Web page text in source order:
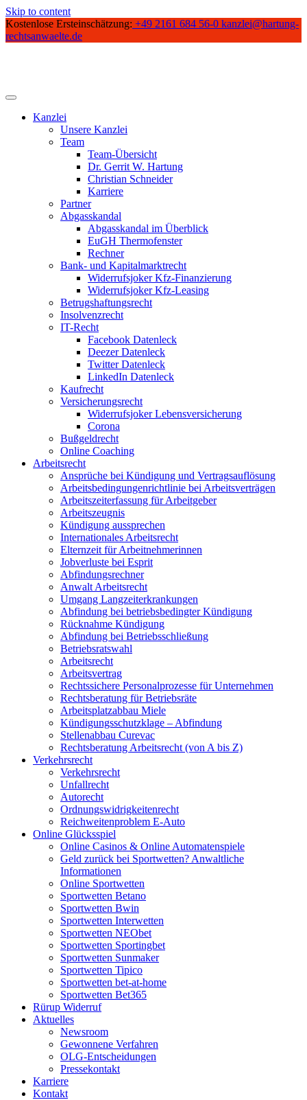
Skip to content
Kostenlose Ersteinschätzung: +49 2161 684 56-0 kanzlei@hartung-
rechtsanwaelte.de
Kanzlei
Unsere Kanzlei
Team
Team-Übersicht
Dr. Gerrit W. Hartung
Christian Schneider
Karriere
Partner
Abgasskandal
Abgasskandal im Überblick
EuGH Thermofenster
Rechner
Bank- und Kapitalmarktrecht
Widerrufsjoker Kfz-Finanzierung
Widerrufsjoker Kfz-Leasing
Betrugshaftungsrecht
Insolvenzrecht
IT-Recht
Facebook Datenleck
Deezer Datenleck
Twitter Datenleck
LinkedIn Datenleck
Kaufrecht
Versicherungsrecht
Widerrufsjoker Lebensversicherung
Corona
Bußgeldrecht
Online Coaching
Arbeitsrecht
Ansprüche bei Kündigung und Vertragsauflösung
Arbeitsbedingungenrichtlinie bei Arbeitsverträgen
Arbeitszeiterfassung für Arbeitgeber
Arbeitszeugnis
Kündigung aussprechen
Internationales Arbeitsrecht
Elternzeit für Arbeitnehmerinnen
Jobverluste bei Esprit
Abfindungsrechner
Anwalt Arbeitsrecht
Umgang Langzeiterkrankungen
Abfindung bei betriebsbedingter Kündigung
Rücknahme Kündigung
Abfindung bei Betriebsschließung
Betriebsratswahl
Arbeitsrecht
Arbeitsvertrag
Rechtssichere Personalprozesse für Unternehmen
Rechtsberatung für Betriebsräte
Arbeitsplatzabbau Miele
Kündigungsschutzklage – Abfindung
Stellenabbau Curevac
Rechtsberatung Arbeitsrecht (von A bis Z)
Verkehrsrecht
Verkehrsrecht
Unfallrecht
Autorecht
Ordnungswidrigkeitenrecht
Reichweitenproblem E-Auto
Online Glücksspiel
Online Casinos & Online Automatenspiele
Geld zurück bei Sportwetten? Anwaltliche
Informationen
Online Sportwetten
Sportwetten Betano
Sportwetten Bwin
Sportwetten Interwetten
Sportwetten NEObet
Sportwetten Sportingbet
Sportwetten Sunmaker
Sportwetten Tipico
Sportwetten bet-at-home
Sportwetten Bet365
Rürup Widerruf
Aktuelles
Newsroom
Gewonnene Verfahren
OLG-Entscheidungen
Pressekontakt
Karriere
Kontakt